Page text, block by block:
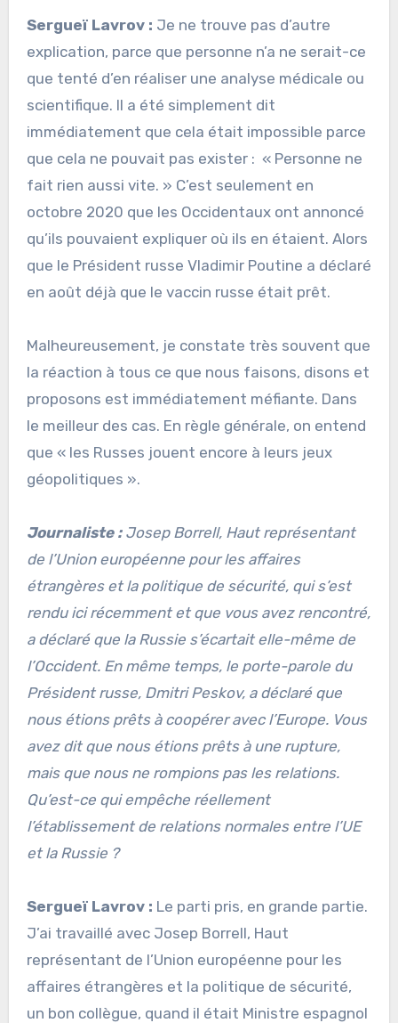
Sergueï Lavrov : Je ne trouve pas d’autre
explication, parce que personne n’a ne serait-ce
que tenté d’en réaliser une analyse médicale ou
scientifique. Il a été simplement dit
immédiatement que cela était impossible parce
que cela ne pouvait pas exister : « Personne ne
fait rien aussi vite. » C’est seulement en
octobre 2020 que les Occidentaux ont annoncé
qu’ils pouvaient expliquer où ils en étaient. Alors
que le Président russe Vladimir Poutine a déclaré
en août déjà que le vaccin russe était prêt.
Malheureusement, je constate très souvent que
la réaction à tous ce que nous faisons, disons et
proposons est immédiatement méfiante. Dans
le meilleur des cas. En règle générale, on entend
que « les Russes jouent encore à leurs jeux
géopolitiques ».
Journaliste :Josep Borrell, Haut représentant
de l’Union européenne pour les affaires
étrangères et la politique de sécurité, qui s’est
rendu ici récemment et que vous avez rencontré,
a déclaré que la Russie s’écartait elle-même de
l’Occident. En même temps, le porte-parole du
Président russe, Dmitri Peskov, a déclaré que
nous étions prêts à coopérer avec l’Europe. Vous
avez dit que nous étions prêts à une rupture,
mais que nous ne rompions pas les relations.
Qu’est-ce qui empêche réellement
l’établissement de relations normales entre l’UE
et la Russie ?
Sergueï Lavrov : Le parti pris, en grande partie.
J’ai travaillé avec Josep Borrell, Haut
représentant de l’Union européenne pour les
affaires étrangères et la politique de sécurité,
un bon collègue, quand il était Ministre espagnol